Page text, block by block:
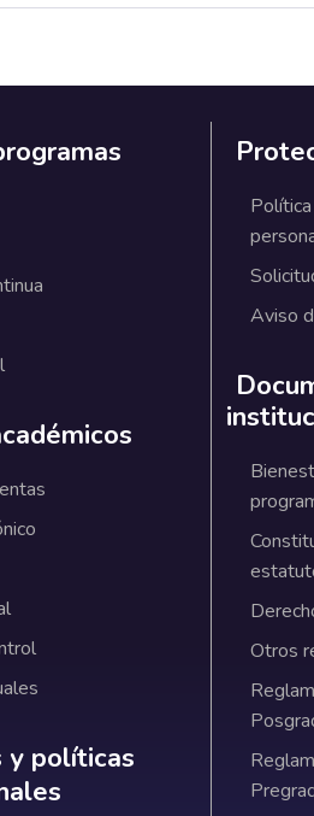
y políticas
y políticas
Aviso
Otros